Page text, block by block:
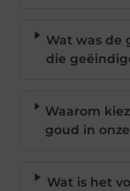
Wat was de
die
Waarom
goud in
Wat is het